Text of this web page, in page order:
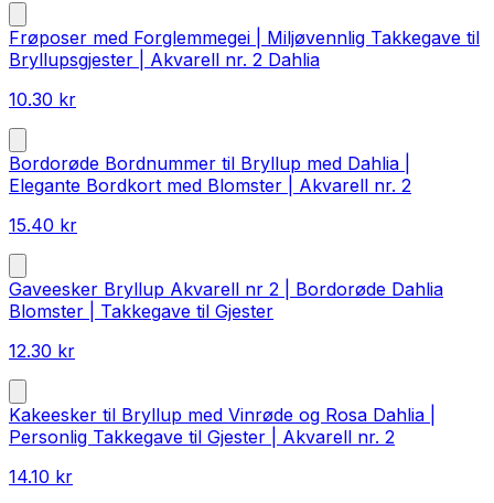
Frøposer med Forglemmegei | Miljøvennlig Takkegave til
Bryllupsgjester | Akvarell nr. 2 Dahlia
10.30 kr
Bordorøde Bordnummer til Bryllup med Dahlia |
Elegante Bordkort med Blomster | Akvarell nr. 2
15.40 kr
Gaveesker Bryllup Akvarell nr 2 | Bordorøde Dahlia
Blomster | Takkegave til Gjester
12.30 kr
Kakeesker til Bryllup med Vinrøde og Rosa Dahlia |
Personlig Takkegave til Gjester | Akvarell nr. 2
14.10 kr